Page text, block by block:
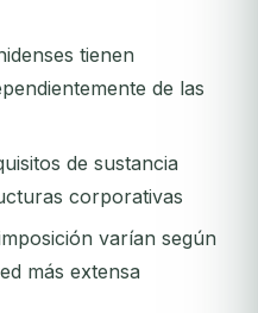
tienen
de las
de sustancia
corporativas
varían según
más extensa